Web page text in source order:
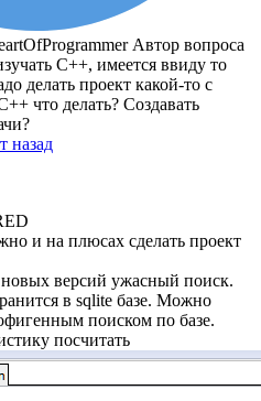
Автор вопроса
C++, имеется ввиду то
делать проект какой-то с
что делать? Создавать
назад
и на плюсах сделать проект
версий ужасный поиск.
в sqlite базе. Можно
поиском по базе.
посчитать